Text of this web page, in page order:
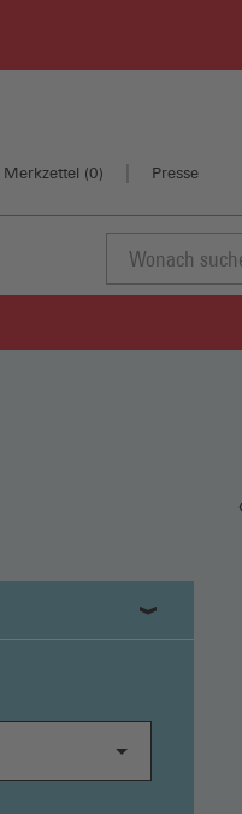
Merkzettel (0) Presse
Suchbegriff